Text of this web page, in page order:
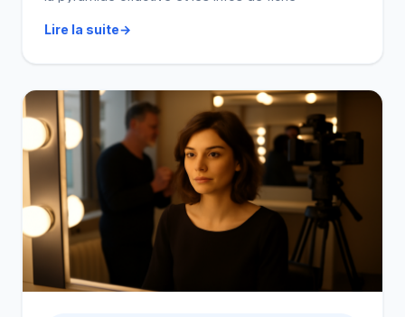
tenue dans des avis récents et comparez le prix au
Lire la suite